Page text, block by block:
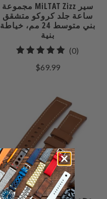
مجموعة MiLTAT Zizz سير
ساعة جلد كروكو متشقق
بني متوسط 24 مم، خياطة
بنية
(0)
$69.99